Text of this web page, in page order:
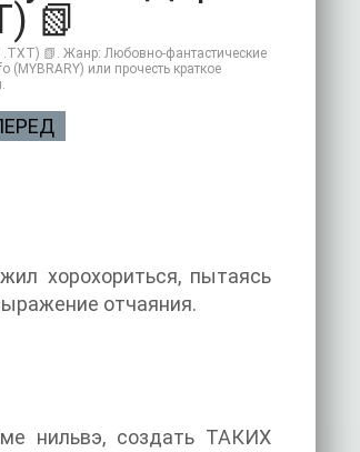
📗
.TXT) 📗. Жанр: Любовно-фантастические
или прочесть краткое
хорохориться, пытаясь
отчаяния.
нильвэ, создать ТАКИХ